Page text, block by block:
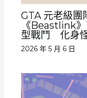
GTA 元老級
《Beastlink
型戰鬥 化身
2026 年 5 月 6 日